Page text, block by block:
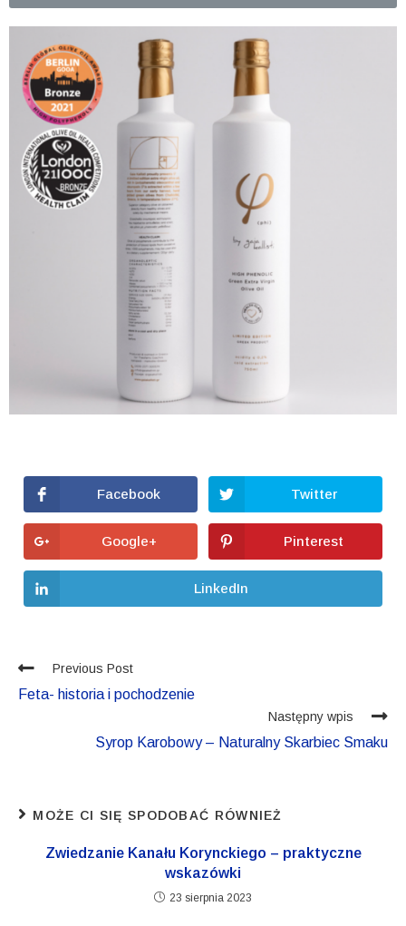
Facebook Twitter
Google+ Pinterest
LinkedIn
Previous Post
Feta- historia i pochodzenie
Następny wpis
Syrop Karobowy – Naturalny Skarbiec Smaku
MOŻE CI SIĘ SPODOBAĆ RÓWNIEŻ
Zwiedzanie Kanału Korynckiego – praktyczne
wskazówki
23 sierpnia 2023